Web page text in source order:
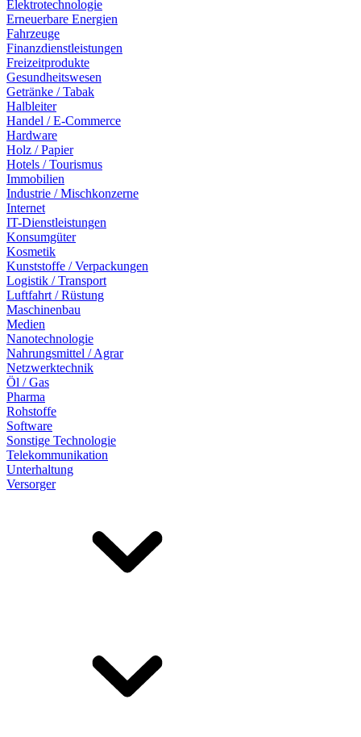
Elektrotechnologie
Erneuerbare Energien
Fahrzeuge
Finanzdienstleistungen
Freizeitprodukte
Gesundheitswesen
Getränke / Tabak
Halbleiter
Handel / E-Commerce
Hardware
Holz / Papier
Hotels / Tourismus
Immobilien
Industrie / Mischkonzerne
Internet
IT-Dienstleistungen
Konsumgüter
Kosmetik
Kunststoffe / Verpackungen
Logistik / Transport
Luftfahrt / Rüstung
Maschinenbau
Medien
Nanotechnologie
Nahrungsmittel / Agrar
Netzwerktechnik
Öl / Gas
Pharma
Rohstoffe
Software
Sonstige Technologie
Telekommunikation
Unterhaltung
Versorger